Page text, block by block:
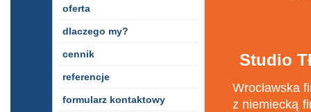
oferta
dlaczego my?
cennik
referencje
formularz kontaktowy
Studio
Wrocławska
z niemiecką